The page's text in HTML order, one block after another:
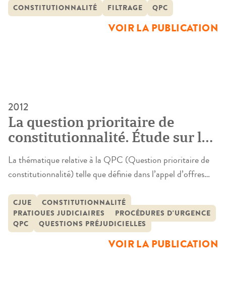
question prioritaire de constitutionnalité (QPC), un
contrôle de constitutionnalité implicite des lois.
L’hypothèse était la suivante : considérer comme sérieuse
CONSTITUTIONNALITÉ FILTRAGE QPC
VOIR LA PUBLICATION
2012
La question prioritaire de
constitutionnalité. Étude sur le
réagencement du procès et de
l’architecture juridictionnelle
française
La thématique relative à la QPC (Question prioritaire de
constitutionnalité) telle que définie dans l’appel d’offres
rapporte à l’impact de cette nouvelle procédure sur les
rapports entre les juridictions judiciaires et administratives
et le Conseil constitutionnel ainsi qu’à la transformation
subséquente des pratiques judiciaires et […]
CJUE
CONSTITUTIONNALITÉ
PRATIQUES JUDICIAIRES
PROCÉDURES D'URGENCE
QPC
QUESTIONS PRÉJUDICIELLES
VOIR LA PUBLICATION